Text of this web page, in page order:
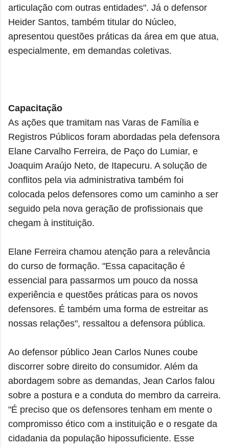
articulação com outras entidades". Já o defensor
Heider Santos, também titular do Núcleo,
apresentou questões práticas da área em que atua,
especialmente, em demandas coletivas.
Capacitação
As ações que tramitam nas Varas de Família e
Registros Públicos foram abordadas pela defensora
Elane Carvalho Ferreira, de Paço do Lumiar, e
Joaquim Araújo Neto, de Itapecuru. A solução de
conflitos pela via administrativa também foi
colocada pelos defensores como um caminho a ser
seguido pela nova geração de profissionais que
chegam à instituição.
Elane Ferreira chamou atenção para a relevância
do curso de formação. "Essa capacitação é
essencial para passarmos um pouco da nossa
experiência e questões práticas para os novos
defensores. É também uma forma de estreitar as
nossas relações", ressaltou a defensora pública.
Ao defensor público Jean Carlos Nunes coube
discorrer sobre direito do consumidor. Além da
abordagem sobre as demandas, Jean Carlos falou
sobre a postura e a conduta do membro da carreira.
"É preciso que os defensores tenham em mente o
compromisso ético com a instituição e o resgate da
cidadania da população hipossuficiente. Esse